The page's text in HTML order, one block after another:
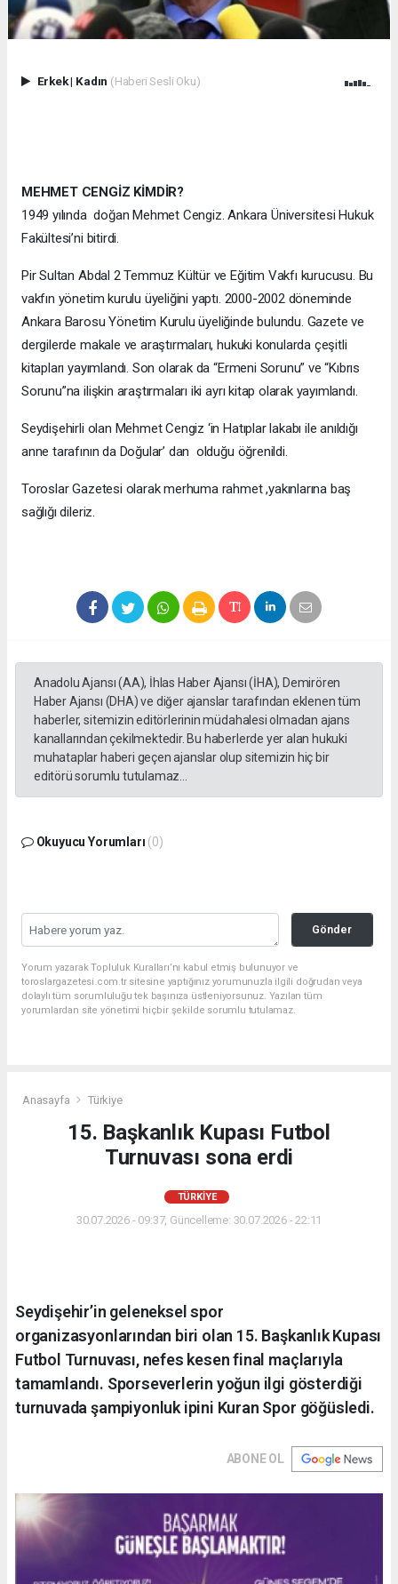
Erkek| Kadın (Haberi Sesli Oku)
MEHMET CENGİZ KİMDİR?
1949 yılında doğan Mehmet Cengiz. Ankara Üniversitesi Hukuk
Fakültesi’ni bitirdi.
Pir Sultan Abdal 2 Temmuz Kültür ve Eğitim Vakfı kurucusu. Bu
vakfın yönetim kurulu üyeliğini yaptı. 2000-2002 döneminde
Ankara Barosu Yönetim Kurulu üyeliğinde bulundu. Gazete ve
dergilerde makale ve araştırmaları, hukuki konularda çeşitli
kitapları yayımlandı. Son olarak da “Ermeni Sorunu” ve “Kıbrıs
Sorunu”na ilişkin araştırmaları iki ayrı kitap olarak yayımlandı.
Seydişehirli olan Mehmet Cengiz ‘in Hatıplar lakabı ile anıldığı
anne tarafının da Doğular’ dan olduğu öğrenildi.
Toroslar Gazetesi olarak merhuma rahmet ,yakınlarına baş
sağlığı dileriz.
Anadolu Ajansı (AA), İhlas Haber Ajansı (İHA), Demirören
Haber Ajansı (DHA) ve diğer ajanslar tarafından eklenen tüm
haberler, sitemizin editörlerinin müdahalesi olmadan ajans
kanallarından çekilmektedir. Bu haberlerde yer alan hukuki
muhataplar haberi geçen ajanslar olup sitemizin hiç bir
editörü sorumlu tutulamaz...
Okuyucu Yorumları (0)
Gönder
Yorum yazarak Topluluk Kuralları’nı kabul etmiş bulunuyor ve
toroslargazetesi.com.tr sitesine yaptığınız yorumunuzla ilgili doğrudan veya
dolaylı tüm sorumluluğu tek başınıza üstleniyorsunuz. Yazılan tüm
yorumlardan site yönetimi hiçbir şekilde sorumlu tutulamaz.
Anasayfa Türkiye
15. Başkanlık Kupası Futbol
Turnuvası sona erdi
TÜRKIYE
30.07.2026 - 09:37, Güncelleme: 30.07.2026 - 22:11
Seydişehir’in geleneksel spor
organizasyonlarından biri olan 15. Başkanlık Kupası
Futbol Turnuvası, nefes kesen final maçlarıyla
tamamlandı. Sporseverlerin yoğun ilgi gösterdiği
turnuvada şampiyonluk ipini Kuran Spor göğüsledi.
ABONE OL